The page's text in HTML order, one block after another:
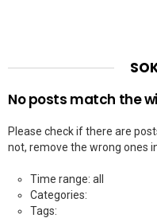
No posts match the
Please check if there are
not, remove the wrong ones
Time range: all
Categories:
Tags: